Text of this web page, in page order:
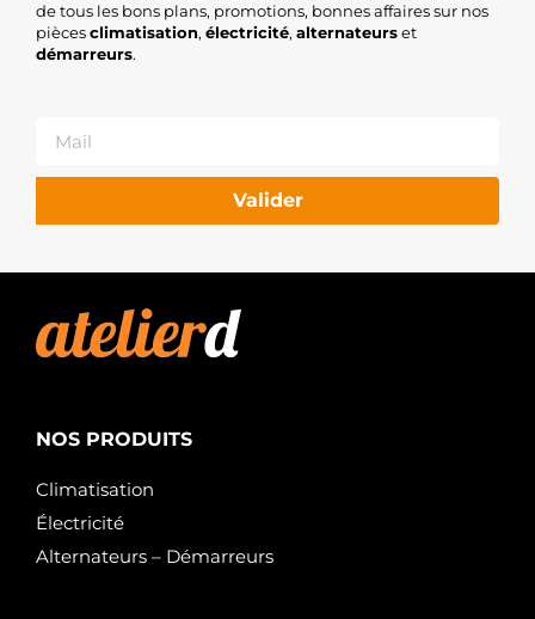
de tous les bons plans, promotions, bonnes affaires sur nos
piècesclimatisation, électricité, alternateurset
démarreurs.
Valider
NOS PRODUITS
Climatisation
Électricité
Alternateurs – Démarreurs